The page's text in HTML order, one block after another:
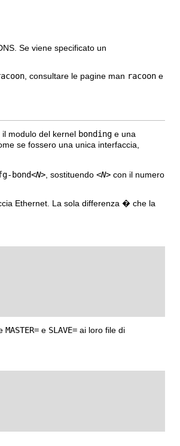
Se viene specificato un
, consultare le pagine man racoon e
modulo del kernel bonding e una
se fossero una unica interfaccia,
bond<N> , sostituendo <N> con il numero
Ethernet. La sola differenza � che la
MASTER= e SLAVE= ai loro file di